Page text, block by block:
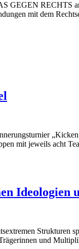
GEGEN RECHTS
mit dem
mit jeweils acht
Ideologien
Strukturen
und